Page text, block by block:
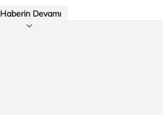
Haberin Devamı